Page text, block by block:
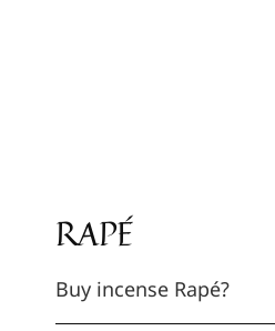
RAPÉ
Buy incense Rapé?